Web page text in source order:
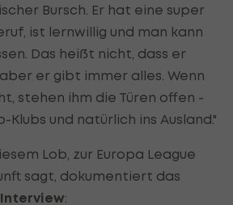
Bursch. Er hat eine super
ist lernwillig und man kann
Das heißt nicht, dass er
er gibt immer alles. Wenn
stehen ihm die Türen offen -
Klubs und natürlich ins Ausland."
Lob, zur Europa League
sagt, dokumentiert das
Interview: